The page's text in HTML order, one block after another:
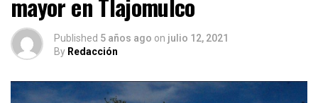
mayor en Tlajomulco
Published 5 años ago on julio 12, 2021
By Redacción